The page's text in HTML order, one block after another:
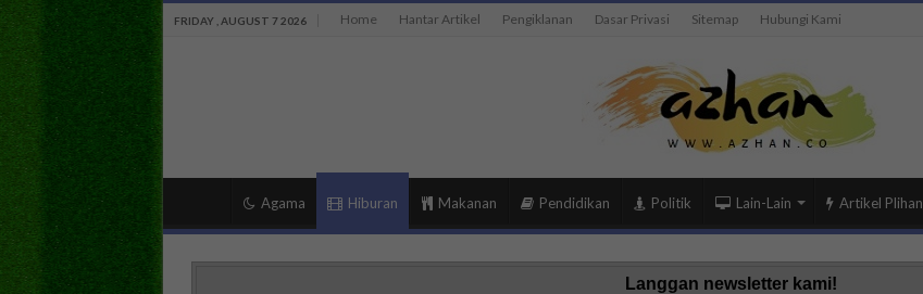
FRIDAY , AUGUST 7 2026 Home Hantar Artikel Pengiklanan Dasar Privasi Sitemap Hubungi Kami
Agama Hiburan Makanan Pendidikan Politik Lain-Lain Artikel Plihan
Langgan newsletter kami!